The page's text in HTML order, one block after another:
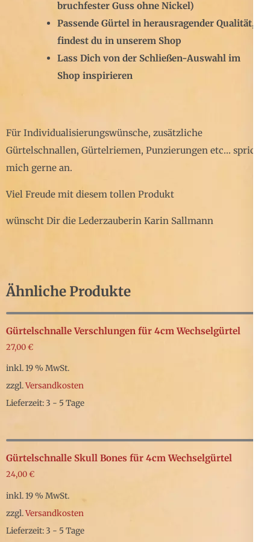
bruchfester Guss ohne Nickel)
Passende Gürtel in herausragender Qualität,
findest du in unserem Shop
Lass Dich von der Schließen-Auswahl im
Shop inspirieren
Für Individualisierungswünsche, zusätzliche
Gürtelschnallen, Gürtelriemen, Punzierungen etc… sprich
mich gerne an.
Viel Freude mit diesem tollen Produkt
wünscht Dir die Lederzauberin Karin Sallmann
Ähnliche Produkte
Gürtelschnalle Verschlungen für 4cm Wechselgürtel
27,00€
inkl. 19 % MwSt.
zzgl.Versandkosten
Lieferzeit: 3 - 5 Tage
Gürtelschnalle Skull Bones für 4cm Wechselgürtel
24,00€
inkl. 19 % MwSt.
zzgl.Versandkosten
Lieferzeit: 3 - 5 Tage